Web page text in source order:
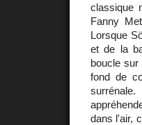
classique
Fanny
Lorsque
et de la
boucle
fond de
dans l'air,